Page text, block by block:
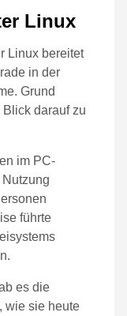
Linux
Linux bereitet
in der
Grund
darauf zu
im PC-
führte
es die
wie sie heute